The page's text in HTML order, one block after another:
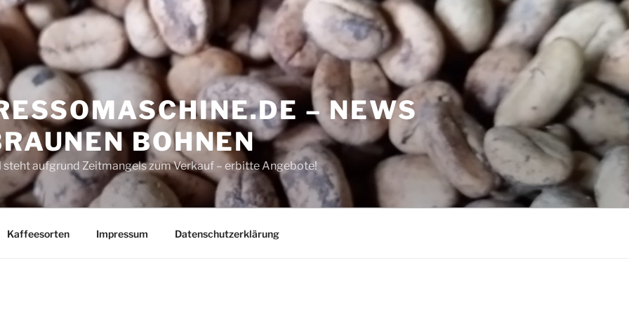
– NEWS
BOHNEN
aufgrund Zeitmangels zum Verkauf – erbitte Angebote!
Kaffeesorten Impressum Datenschutzerklärung